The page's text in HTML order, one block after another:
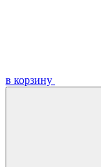
в корзину